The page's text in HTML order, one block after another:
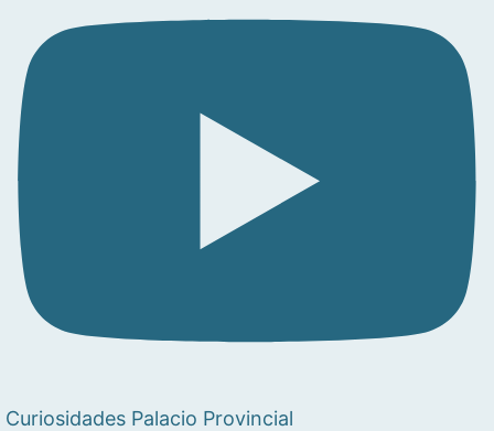
Curiosidades Palacio Provincial